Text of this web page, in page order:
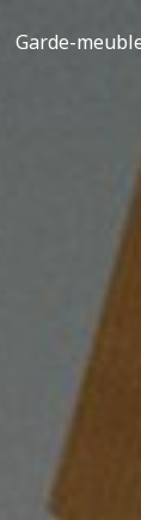
Garde-